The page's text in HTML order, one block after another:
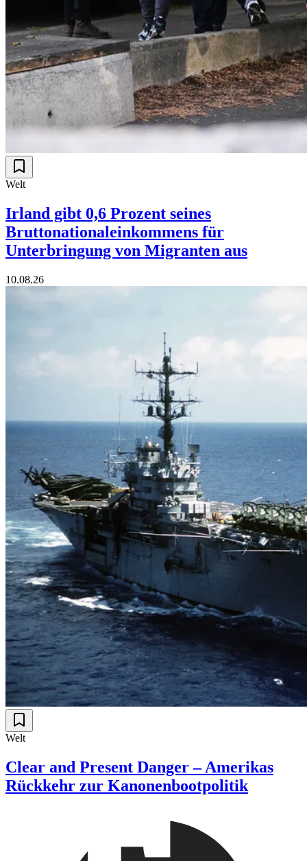
Welt
Irland gibt 0,6 Prozent seines
Bruttonationaleinkommens für
Unterbringung von Migranten aus
10.08.26
Welt
Clear and Present Danger – Amerikas
Rückkehr zur Kanonenbootpolitik